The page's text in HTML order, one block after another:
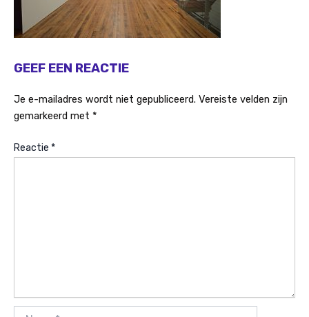
GEEF EEN REACTIE
Je e-mailadres wordt niet gepubliceerd. Vereiste velden zijn
gemarkeerd met *
Reactie *
Naam*